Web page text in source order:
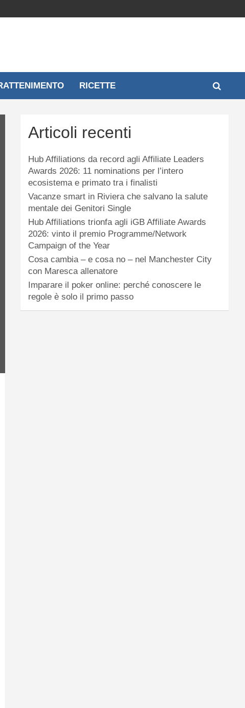
RICETTE
Articoli recenti
Hub Affiliations da record agli Affiliate Leaders
Awards 2026: 11 nominations per l’intero
ecosistema e primato tra i finalisti
Vacanze smart in Riviera che salvano la salute
mentale dei Genitori Single
Hub Affiliations trionfa agli iGB Affiliate Awards
2026: vinto il premio Programme/Network
Campaign of the Year
Cosa cambia – e cosa no – nel Manchester City
con Maresca allenatore
Imparare il poker online: perché conoscere le
regole è solo il primo passo